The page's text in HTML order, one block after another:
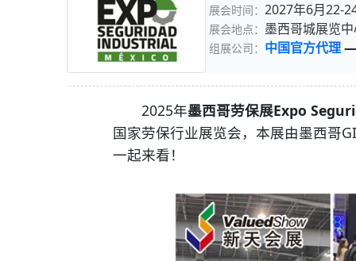
展会时间：2027年6月22-
展会地点： 墨西哥城展览
组展公司： 中国官方代理
2025年墨西哥劳保展Expo
国家劳保行业展览会，本展由墨西哥
一起来看！